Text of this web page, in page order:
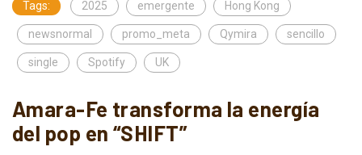
Tags: 2025 emergente Hong Kong
newsnormal promo_meta Qymira sencillo
single Spotify UK
Amara-Fe transforma la energía
del pop en “SHIFT”